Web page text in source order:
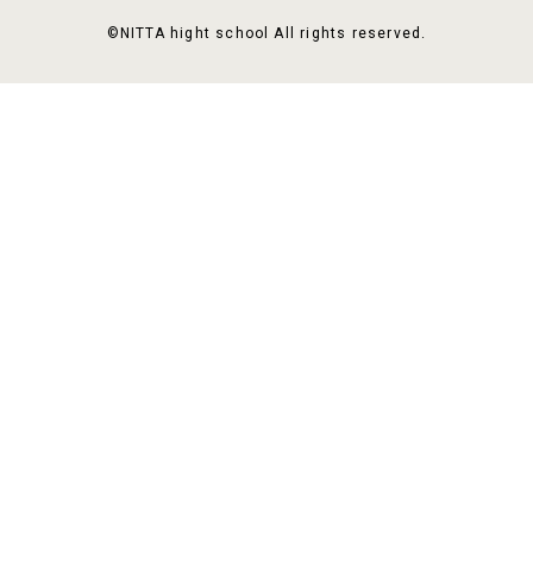
©NITTA hight school All rights reserved.